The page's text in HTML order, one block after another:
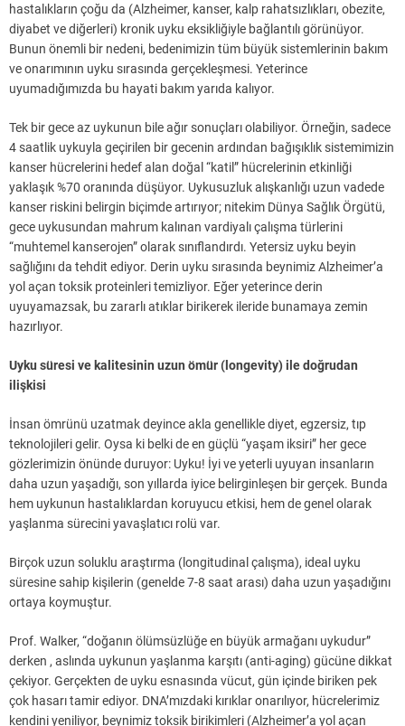
hastalıkların çoğu da (Alzheimer, kanser, kalp rahatsızlıkları, obezite,
diyabet ve diğerleri) kronik uyku eksikliğiyle bağlantılı görünüyor.
Bunun önemli bir nedeni, bedenimizin tüm büyük sistemlerinin bakım
ve onarımının uyku sırasında gerçekleşmesi. Yeterince
uyumadığımızda bu hayati bakım yarıda kalıyor.
Tek bir gece az uykunun bile ağır sonuçları olabiliyor. Örneğin, sadece
4 saatlik uykuyla geçirilen bir gecenin ardından bağışıklık sistemimizin
kanser hücrelerini hedef alan doğal “katil” hücrelerinin etkinliği
yaklaşık %70 oranında düşüyor. Uykusuzluk alışkanlığı uzun vadede
kanser riskini belirgin biçimde artırıyor; nitekim Dünya Sağlık Örgütü,
gece uykusundan mahrum kalınan vardiyalı çalışma türlerini
“muhtemel kanserojen” olarak sınıflandırdı. Yetersiz uyku beyin
sağlığını da tehdit ediyor. Derin uyku sırasında beynimiz Alzheimer’a
yol açan toksik proteinleri temizliyor. Eğer yeterince derin
uyuyamazsak, bu zararlı atıklar birikerek ileride bunamaya zemin
hazırlıyor.
Uyku süresi ve kalitesinin uzun ömür (longevity) ile doğrudan
ilişkisi
İnsan ömrünü uzatmak deyince akla genellikle diyet, egzersiz, tıp
teknolojileri gelir. Oysa ki belki de en güçlü “yaşam iksiri” her gece
gözlerimizin önünde duruyor: Uyku! İyi ve yeterli uyuyan insanların
daha uzun yaşadığı, son yıllarda iyice belirginleşen bir gerçek. Bunda
hem uykunun hastalıklardan koruyucu etkisi, hem de genel olarak
yaşlanma sürecini yavaşlatıcı rolü var.
Birçok uzun soluklu araştırma (longitudinal çalışma), ideal uyku
süresine sahip kişilerin (genelde 7-8 saat arası) daha uzun yaşadığını
ortaya koymuştur.
Prof. Walker, “doğanın ölümsüzlüğe en büyük armağanı uykudur”
derken , aslında uykunun yaşlanma karşıtı (anti-aging) gücüne dikkat
çekiyor. Gerçekten de uyku esnasında vücut, gün içinde biriken pek
çok hasarı tamir ediyor. DNA’mızdaki kırıklar onarılıyor, hücrelerimiz
kendini yeniliyor, beynimiz toksik birikimleri (Alzheimer’a yol açan